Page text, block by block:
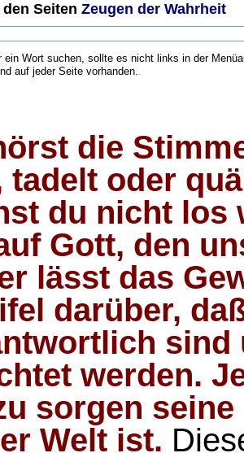
den Seiten Zeugen der Wahrheit
ein Wort suchen, sollte es nicht links in der
auf jeder Seite vorhanden.
die
tadelt oder
du nicht los
Gott, den
lässt das
darüber,
sind
werden.
sorgen
Welt ist.